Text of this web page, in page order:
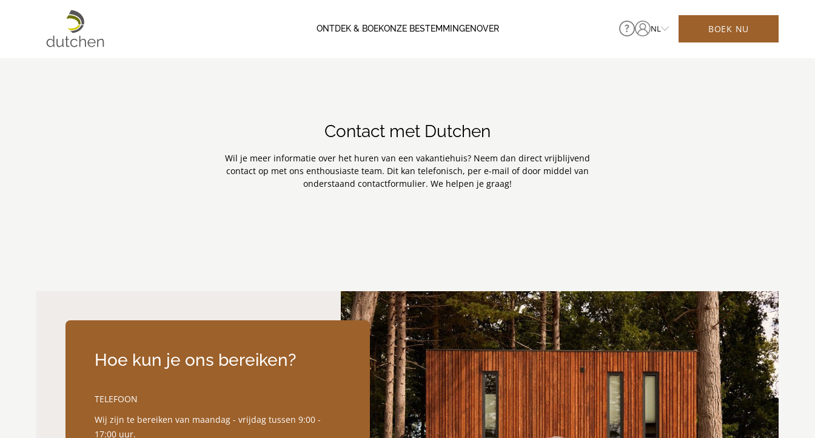
ONTDEK & BOEKONZE BESTEMMINGENOVER NL BOEK NU
Contact met Dutchen
Wil je meer informatie over het huren van een vakantiehuis? Neem dan direct vrijblijvend
contact op met ons enthousiaste team. Dit kan telefonisch, per e-mail of door middel van
onderstaand contactformulier. We helpen je graag!
Hoe kun je ons bereiken?
TELEFOON
Wij zijn te bereiken van maandag - vrijdag tussen 9:00 -
17:00 uur.